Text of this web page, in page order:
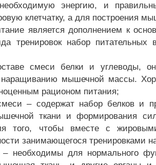
энергию, и
клетчатку, а для построения
является дополнением к
тренировок набор
смеси белки и углеводы,
наращиванию мышечной массы.
рационом питания;
– содержат набор белков и
ткани и формирования
того, чтобы вместе с
занимающегося тренировками
– необходимы для нормального